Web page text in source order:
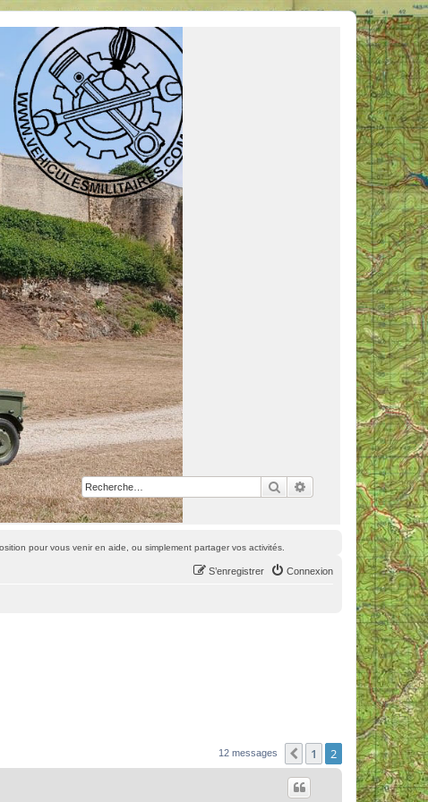
RechercherRecherche avancée
vous venir en aide, ou simplement partager vos activités.
pour vous venir en aide, ou simplement partager vos activités.
Connexion
S’enregistrer
12 messages Précédente
1 2